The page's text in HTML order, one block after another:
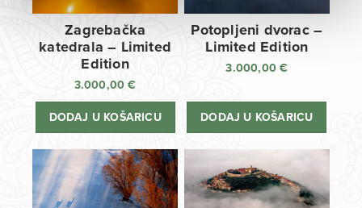
Zagrebačka
katedrala – Limited
Edition
3.000,00€
DODAJ U KOŠARICU
Potopljeni dvorac –
Limited Edition
3.000,00€
DODAJ U KOŠARICU